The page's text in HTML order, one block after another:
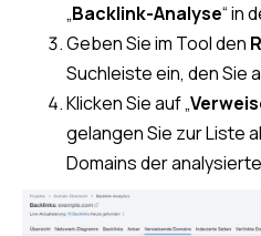
„Backlink-Analyse“ in
Geben Sie im Tool den
Suchleiste ein, den Sie
Klicken Sie auf „
gelangen Sie zur Liste
Domains der